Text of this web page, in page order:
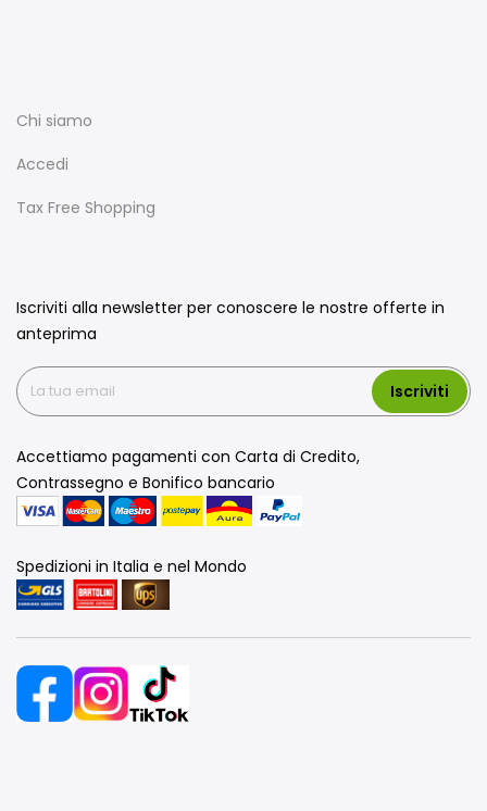
Chi siamo
Accedi
Tax Free Shopping
Iscriviti alla newsletter per conoscere le nostre offerte in
anteprima
Iscriviti
Accettiamo pagamenti con Carta di Credito,
Contrassegno e Bonifico bancario
Spedizioni in Italia e nel Mondo